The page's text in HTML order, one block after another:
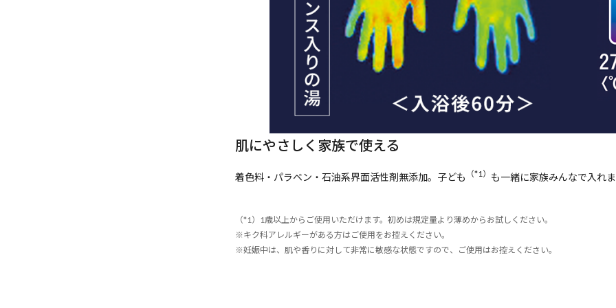
肌にやさしく家族で使える
着色料・パラベン・石油系界面活性剤無添加。子ども （*1） も一緒に家族みんなで入れ
（*1）1歳以上からご使用いただけます。初めは規定量より薄めからお試しください。
※キク科アレルギーがある方はご使用をお控えください。
※妊娠中は、肌や香りに対して非常に敏感な状態ですので、ご使用はお控えください。